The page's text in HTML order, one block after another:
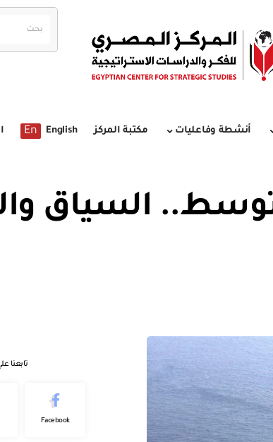
أنشطة وفاعليات مكتبة المركز English
En
السياق
تابعنا
Facebook